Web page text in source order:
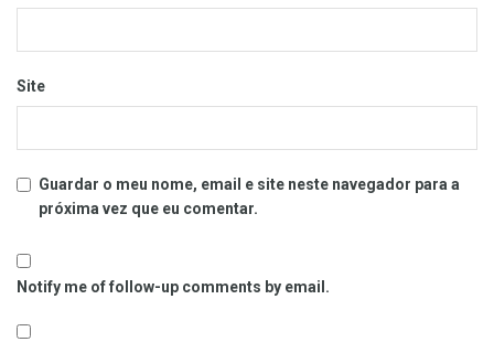
Site
Guardar o meu nome, email e site neste navegador para a
próxima vez que eu comentar.
Notify me of follow-up comments by email.